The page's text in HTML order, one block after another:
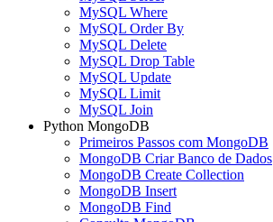
MySQL Where
MySQL Order By
MySQL Delete
MySQL Drop Table
MySQL Update
MySQL Limit
MySQL Join
Python MongoDB
Primeiros Passos com MongoDB
MongoDB Criar Banco de Dados
MongoDB Create Collection
MongoDB Insert
MongoDB Find